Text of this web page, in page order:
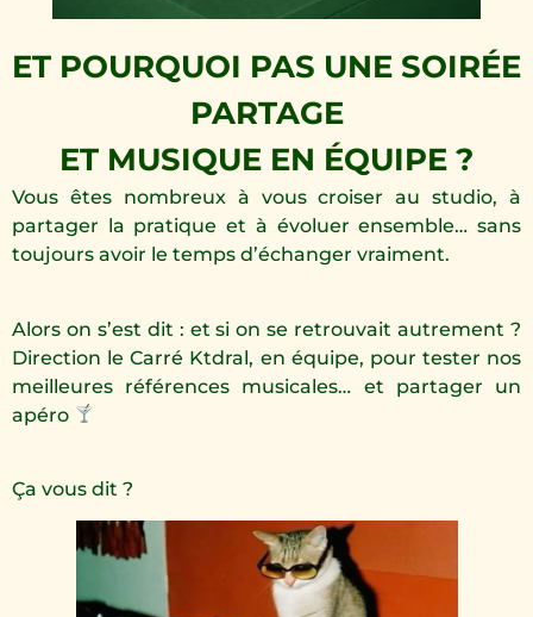
ET POURQUOI PAS UNE SOIRÉE
PARTAGE
ET MUSIQUE EN ÉQUIPE ?
Vous êtes nombreux à vous croiser au studio, à
partager la pratique et à évoluer ensemble… sans
toujours avoir le temps d’échanger vraiment.
Alors on s’est dit : et si on se retrouvait autrement ?
Direction le Carré Ktdral, en équipe, pour tester nos
meilleures références musicales… et partager un
apéro
Ça vous dit ?